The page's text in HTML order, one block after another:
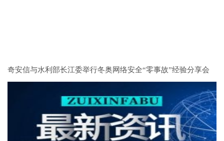
奇安信与水利部长江委举行冬奥网络安全“零事故”经验分享会